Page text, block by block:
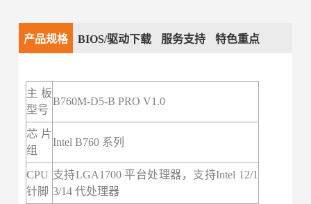
产品规格 BIOS/驱动下载 服务支持 特色重点
主板
型号
B760M-D5-B PRO V1.0
芯片
组
Intel B760 系列
CPU
针脚
支持LGA1700 平台处理器，支持Intel 12/1
3/14 代处理器